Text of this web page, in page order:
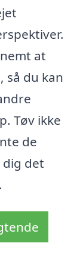
at
så du kan
Tøv ikke
de
det